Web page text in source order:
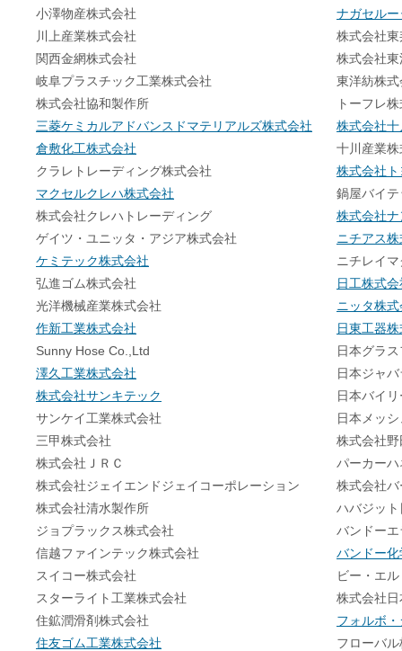
小澤物産株式会社
川上産業株式会社
関西金網株式会社
岐阜プラスチック工業株式会社
株式会社協和製作所
三菱ケミカルアドバンスドマテリアルズ株式会社
倉敷化工株式会社
クラレトレーディング株式会社
マクセルクレハ株式会社
株式会社クレハトレーディング
ゲイツ・ユニッタ・アジア株式会社
ケミテック株式会社
弘進ゴム株式会社
光洋機械産業株式会社
作新工業株式会社
Sunny Hose Co.,Ltd
澤久工業株式会社
株式会社サンキテック
サンケイ工業株式会社
三甲株式会社
株式会社ＪＲＣ
株式会社ジェイエンドジェイコーポレーション
株式会社清水製作所
ジョプラックス株式会社
信越ファインテック株式会社
スイコー株式会社
スターライト工業株式会社
住鉱潤滑剤株式会社
住友ゴム工業株式会社
ナガセル
株式会社
株式会社
東洋紡株式
トーフレ
株式会社
十川産業
株式会社
鍋屋バイ
株式会社
ニチアス
ニチレイ
日工株式会
ニッタ株式
日東工器
日本グラ
日本ジャ
日本バイ
日本メッ
株式会社
パーカー
株式会社
ハバジッ
バンドー
バンドー
ビー・エ
株式会社
フォルボ
フローバ